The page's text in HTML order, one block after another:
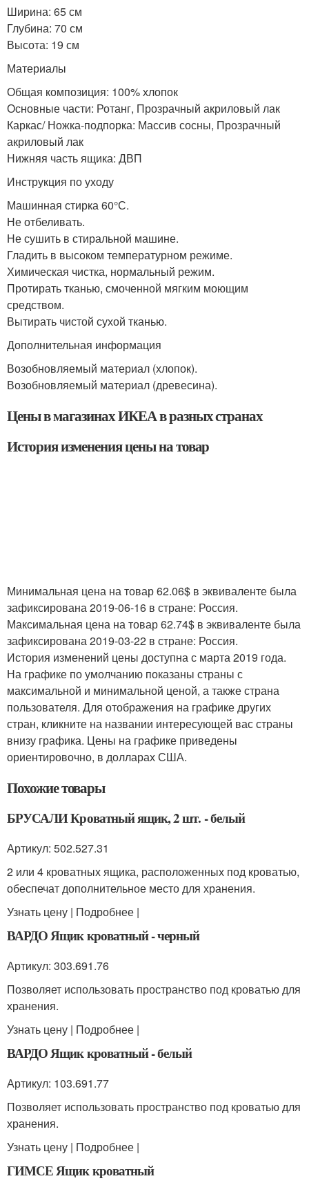
Ширина: 65 см
Глубина: 70 см
Высота: 19 см
Материалы
Общая композиция: 100% хлопок
Основные части: Ротанг, Прозрачный акриловый лак
Каркас/ Ножка-подпорка: Массив сосны, Прозрачный
акриловый лак
Нижняя часть ящика: ДВП
Инструкция по уходу
Машинная стирка 60°С.
Не отбеливать.
Не сушить в стиральной машине.
Гладить в высоком температурном режиме.
Химическая чистка, нормальный режим.
Протирать тканью, смоченной мягким моющим
средством.
Вытирать чистой сухой тканью.
Дополнительная информация
Возобновляемый материал (хлопок).
Возобновляемый материал (древесина).
Цены в магазинах ИКЕА в разных странах
История изменения цены на товар
Минимальная цена на товар 62.06$ в эквиваленте была
зафиксирована 2019-06-16 в стране: Россия.
Максимальная цена на товар 62.74$ в эквиваленте была
зафиксирована 2019-03-22 в стране: Россия.
История изменений цены доступна с марта 2019 года.
На графике по умолчанию показаны страны с
максимальной и минимальной ценой, а также страна
пользователя. Для отображения на графике других
стран, кликните на названии интересующей вас страны
внизу графика. Цены на графике приведены
ориентировочно, в долларах США.
Похожие товары
БРУСАЛИ Кроватный ящик, 2 шт. - белый
Артикул: 502.527.31
2 или 4 кроватных ящика, расположенных под кроватью,
обеспечат дополнительное место для хранения.
Узнать цену | Подробнее |
ВАРДО Ящик кроватный - черный
Артикул: 303.691.76
Позволяет использовать пространство под кроватью для
хранения.
Узнать цену | Подробнее |
ВАРДО Ящик кроватный - белый
Артикул: 103.691.77
Позволяет использовать пространство под кроватью для
хранения.
Узнать цену | Подробнее |
ГИМСЕ Ящик кроватный